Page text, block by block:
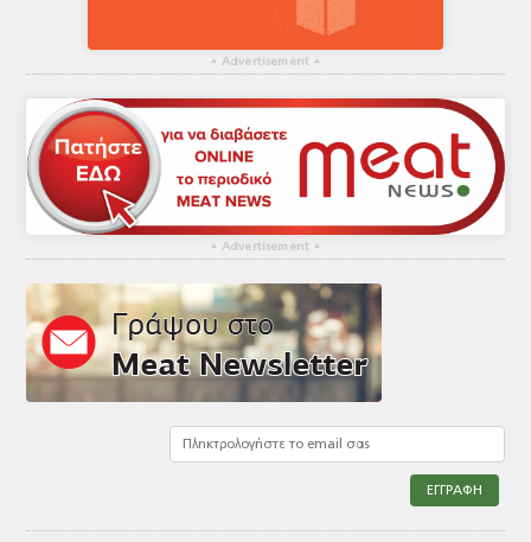
▴ Advertisement ▴
▴ Advertisement ▴